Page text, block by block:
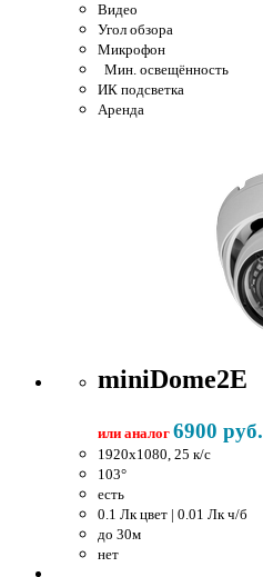
Видео
Угол обзора
Микрофон
Мин. освещённость
ИК подсветка
Аренда
miniDome2E
или аналог 6900 руб.
1920x1080, 25 к/c
103°
есть
0.1 Лк цвет | 0.01 Лк ч/б
до 30м
нет